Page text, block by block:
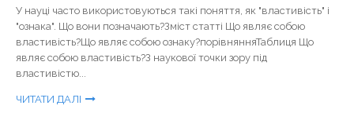
У науці часто використовуються такі поняття, як "властивість" і
"ознака". Що вони позначають?Зміст статті Що являє собою
властивість?Що являє собою ознаку?порівнянняТаблиця Що
являє собою властивість?З наукової точки зору під
властивістю...
ЧИТАТИ ДАЛІ